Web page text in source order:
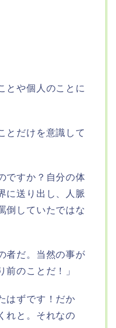
とや個人のことに
とだけを意識して
ですか？自分の体
に送り出し、人脈
倒していたではな
者だ。当然の事が
前のことだ！」
はずです！だか
れと。それなの